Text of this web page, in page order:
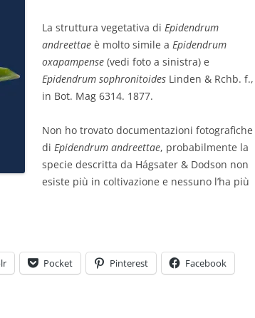
La struttura vegetativa di Epidendrum
andreettae è molto simile a Epidendrum
oxapampense (vedi foto a sinistra) e
Epidendrum sophronitoides Linden & Rchb. f.,
in Bot. Mag 6314. 1877.
Non ho trovato documentazioni fotografiche
di Epidendrum andreettae, probabilmente la
specie descritta da Hágsater & Dodson non
esiste più in coltivazione e nessuno l’ha più
Pocket Pinterest Facebook